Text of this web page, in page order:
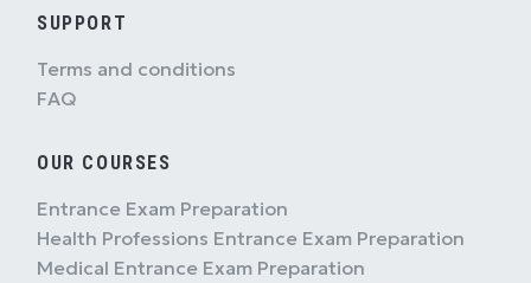
SUPPORT
Terms and conditions
FAQ
OUR COURSES
Entrance Exam Preparation
Health Professions Entrance Exam Preparation
Medical Entrance Exam Preparation